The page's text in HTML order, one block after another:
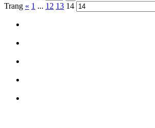
Trang « 1 ... 12 13 14